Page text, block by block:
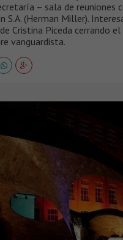
– sala de reuniones
S.A. (Herman Miller).
Cristina Piceda cerrando
vanguardista.